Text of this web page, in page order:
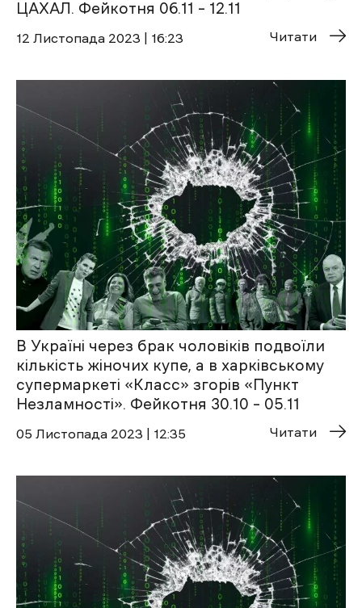
ЦАХАЛ. Фейкотня 06.11 – 12.11
12 Листопада 2023 | 16:23 Читати
В Україні через брак чоловіків подвоїли
кількість жіночих купе, а в харківському
супермаркеті «Класс» згорів «Пункт
Незламності». Фейкотня 30.10 – 05.11
05 Листопада 2023 | 12:35 Читати